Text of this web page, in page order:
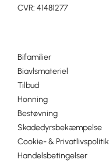
CVR: 41481277
Bifamilier
Biavlsmateriel
Tilbud
Honning
Bestøvning
Skadedyrsbekæmpelse
Cookie- & Privatlivspolitik
Handelsbetingelser